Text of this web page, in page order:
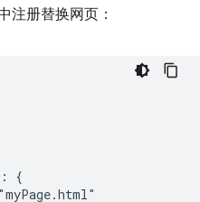
注册替换网页：
{